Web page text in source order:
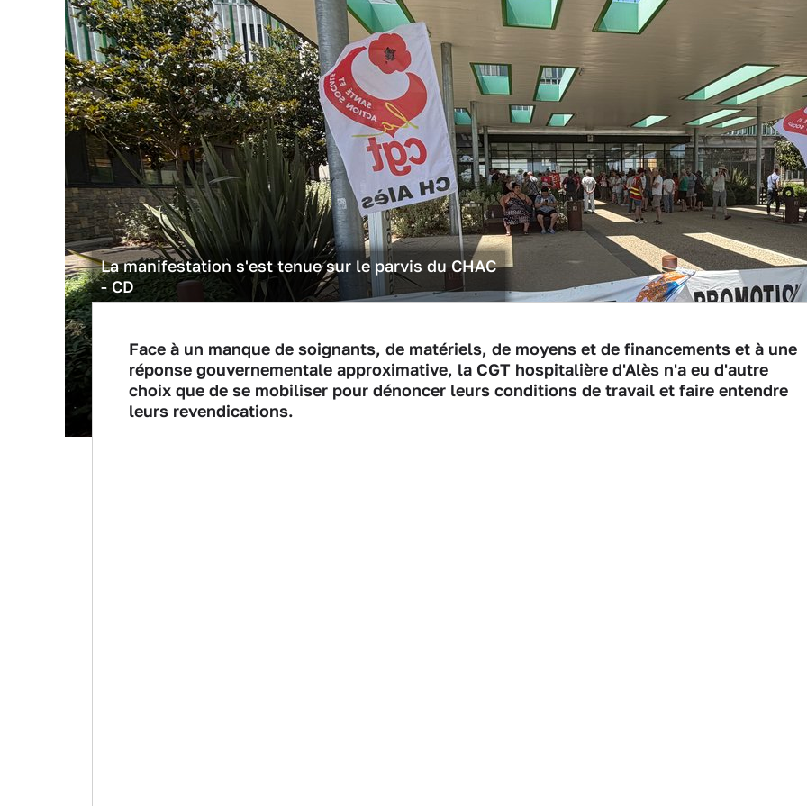
La manifestation s'est tenue sur le parvis du CHAC
- CD
Face à un manque de soignants, de matériels, de moyens et de financements et à une
réponse gouvernementale approximative, la CGT hospitalière d'Alès n'a eu d'autre
choix que de se mobiliser pour dénoncer leurs conditions de travail et faire entendre
leurs revendications.